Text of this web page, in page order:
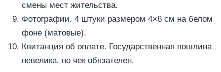
смены мест жительства.
Фотографии. 4 штуки размером 4×6 см на белом
фоне (матовые).
Квитанция об оплате. Государственная пошлина
невелика, но чек обязателен.